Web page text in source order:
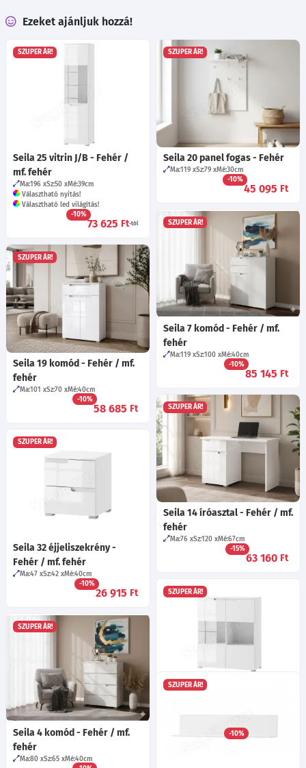
Ezeket ajánljuk hozzá!
SZUPER ÁR!
Seila 25 vitrin J/B - Fehér /
mf. fehér
Ma:196 Sz:50 Mé:39cm
Választható nyitás!
Választható led világítás!
-10%
73 625 Ft-tól
SZUPER ÁR!
Seila 20 panel fogas - Fehér
Ma:119 Sz:79 Mé:30cm
-10%
45 095 Ft
SZUPER ÁR!
Seila 7 komód - Fehér / mf.
fehér
Ma:119 Sz:100 Mé:40cm
-10%
85 145 Ft
SZUPER ÁR!
Seila 19 komód - Fehér / mf.
fehér
Ma:101 Sz:70 Mé:40cm
-10%
58 685 Ft SZUPER ÁR!
Seila 14 íróasztal - Fehér / mf.
fehér
Ma:76 Sz:120 Mé:67cm
-15%
63 160 Ft
SZUPER ÁR!
Seila 32 éjjeliszekrény -
Fehér / mf. fehér
Ma:47 Sz:42 Mé:40cm
-10%
26 915 Ft SZUPER ÁR!
-10%
81 995
SZUPER ÁR!
Seila 4 komód - Fehér / mf.
fehér
Ma:80 Sz:65 Mé:40cm
SZUPER ÁR!